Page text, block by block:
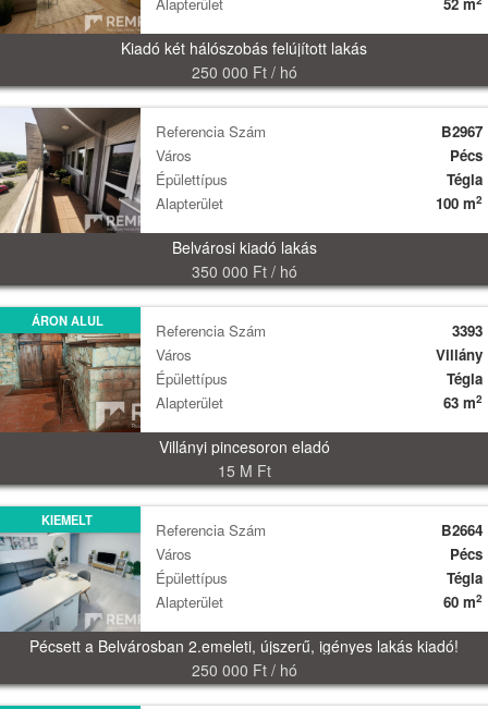
Kiadó két hálószobás felújított lakás
250 000 Ft / hó
Belvárosi kiadó lakás
350 000 Ft / hó
Referencia Szám
B2967
Város
Pécs
Épülettípus
Tégla
Alapterület
100 m2
ÁRON ALUL
Villányi pincesoron eladó
15 M Ft
Referencia Szám
3393
Város
Villány
Épülettípus
Tégla
Alapterület
63 m2
KIEMELT
Pécsett a Belvárosban 2.emeleti, újszerű, igényes lakás kiadó!
250 000 Ft / hó
Referencia Szám
B2664
Város
Pécs
Épülettípus
Tégla
Alapterület
60 m2